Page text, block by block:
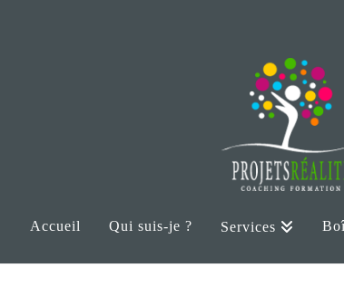
Accueil Qui suis-je ? Services